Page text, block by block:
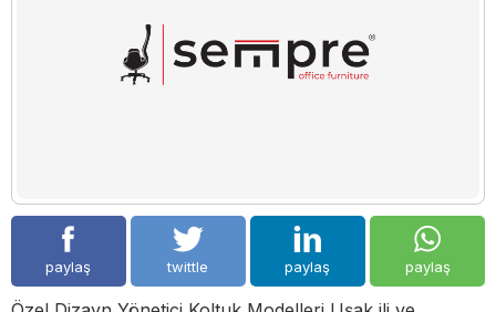
paylaş twittle paylaş paylaş